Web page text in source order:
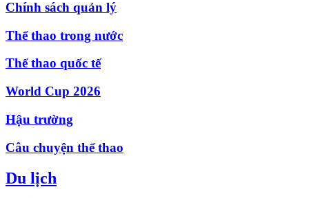
Chính sách quản lý
Thể thao trong nước
Thể thao quốc tế
World Cup 2026
Hậu trường
Câu chuyện thể thao
Du lịch